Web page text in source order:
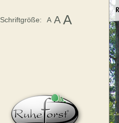
Schriftgröße: A A A